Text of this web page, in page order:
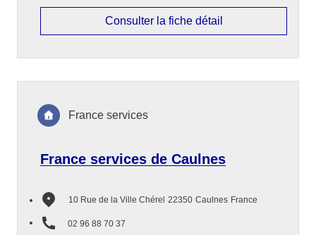
Consulter la fiche détail
France services de Caulnes
10 Rue de la Ville Chérel 22350 Caulnes France
02 96 88 70 37
France services